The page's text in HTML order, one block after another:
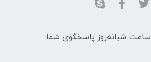
هفت روز هفته ، ۲۴ ساعت شبانه‌روز پاسخگوی شما